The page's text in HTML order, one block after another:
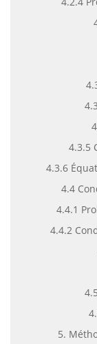
4.3.5
4.3.6
4.4
4.4.1
4.4.2
5.